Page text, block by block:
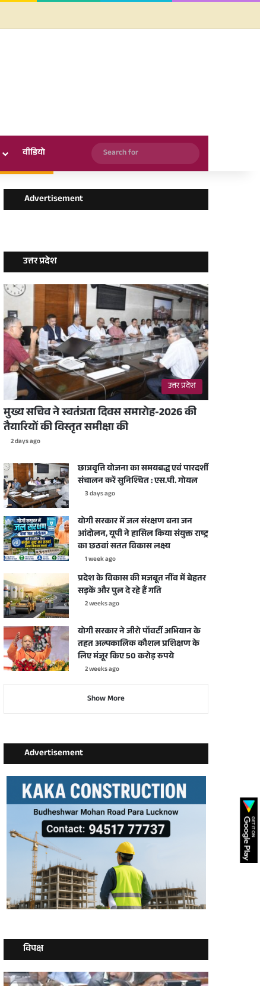
वीडियो
Search
for
Advertisement
उत्तर प्रदेश
उत्तर प्रदेश
मुख्य सचिव ने स्वतंत्रता दिवस समारोह-2026 की
तैयारियों की विस्तृत समीक्षा की
2 days ago
छात्रवृत्ति योजना का समयबद्ध एवं पारदर्शी
संचालन करें सुनिश्चित : एस.पी. गोयल
3 days ago
योगी सरकार में जल संरक्षण बना जन
आंदोलन, यूपी ने हासिल किया संयुक्त राष्ट्र
का छठवां सतत विकास लक्ष्य
1 week ago
प्रदेश के विकास की मजबूत नींव में बेहतर
सड़कें और पुल दे रहे हैं गति
2 weeks ago
योगी सरकार ने जीरो पॉवर्टी अभियान के
तहत अल्पकालिक कौशल प्रशिक्षण के
लिए मंजूर किए 50 करोड़ रुपये
2 weeks ago
Show More
Advertisement
विपक्ष